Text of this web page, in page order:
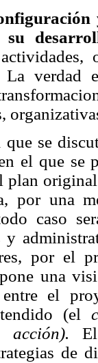
La
que se
el que se
plan
por una
caso
y
por el
una
el
(el
El
de